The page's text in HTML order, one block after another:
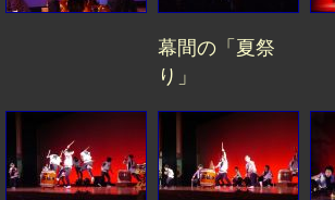
幕間の「夏祭
り」